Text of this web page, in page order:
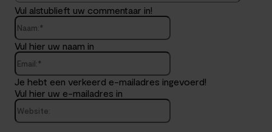
Vul alstublieft uw commentaar in!
Naam:*
Vul hier uw naam in
Email:*
Je hebt een verkeerd e-mailadres ingevoerd!
Vul hier uw e-mailadres in
Website: